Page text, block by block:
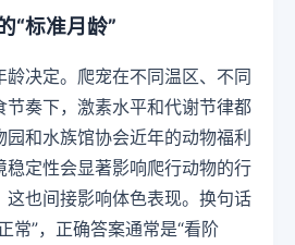
“标准月龄”
龄决定。爬宠在不同温区、不同
节奏下，激素水平和代谢节律都
和水族馆协会近年的动物福利
稳定性会显著影响爬行动物的行
这也间接影响体色表现。换句话
常”，正确答案通常是“看阶